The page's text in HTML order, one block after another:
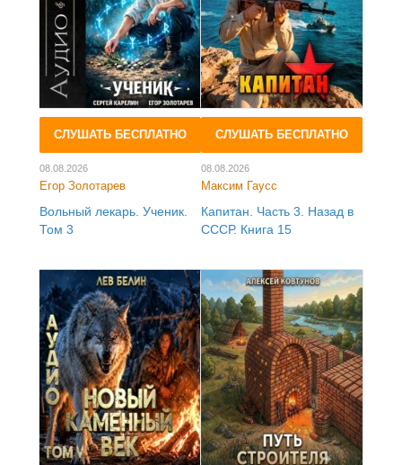
СЛУШАТЬ БЕСПЛАТНО
08.08.2026
Егор Золотарев
Вольный лекарь. Ученик.
Том 3
СЛУШАТЬ БЕСПЛАТНО
08.08.2026
Максим Гаусс
Капитан. Часть 3. Назад в
СССР. Книга 15